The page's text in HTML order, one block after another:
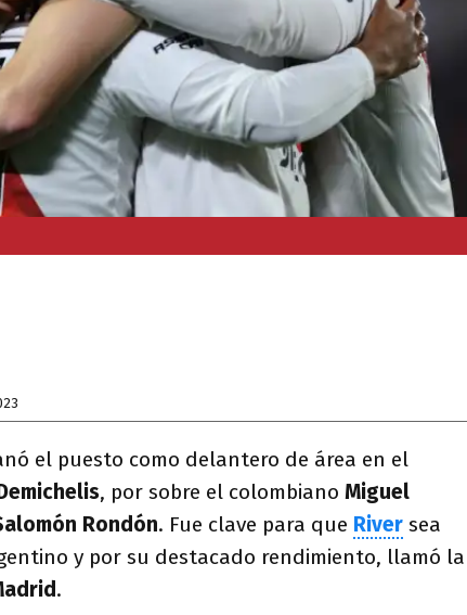
el puesto como delantero de área en el
, por sobre el colombiano Miguel
Rondón. Fue clave para que River sea
y por su destacado rendimiento, llamó la
.